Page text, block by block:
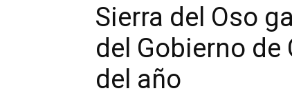
Sierra del Oso
del Gobierno
del año